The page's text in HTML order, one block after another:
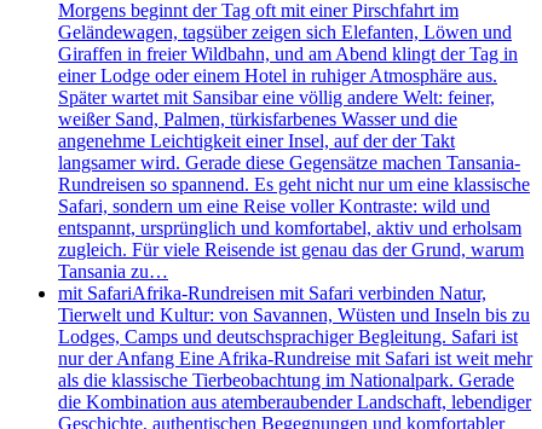
Morgens beginnt der Tag oft mit einer Pirschfahrt im
Geländewagen, tagsüber zeigen sich Elefanten, Löwen und
Giraffen in freier Wildbahn, und am Abend klingt der Tag in
einer Lodge oder einem Hotel in ruhiger Atmosphäre aus.
Später wartet mit Sansibar eine völlig andere Welt: feiner,
weißer Sand, Palmen, türkisfarbenes Wasser und die
angenehme Leichtigkeit einer Insel, auf der der Takt
langsamer wird. Gerade diese Gegensätze machen Tansania-
Rundreisen so spannend. Es geht nicht nur um eine klassische
Safari, sondern um eine Reise voller Kontraste: wild und
entspannt, ursprünglich und komfortabel, aktiv und erholsam
zugleich. Für viele Reisende ist genau das der Grund, warum
Tansania zu…
mit SafariAfrika-Rundreisen mit Safari verbinden Natur,
Tierwelt und Kultur: von Savannen, Wüsten und Inseln bis zu
Lodges, Camps und deutschsprachiger Begleitung. Safari ist
nur der Anfang Eine Afrika-Rundreise mit Safari ist weit mehr
als die klassische Tierbeobachtung im Nationalpark. Gerade
die Kombination aus atemberaubender Landschaft, lebendiger
Geschichte, authentischen Begegnungen und komfortabler